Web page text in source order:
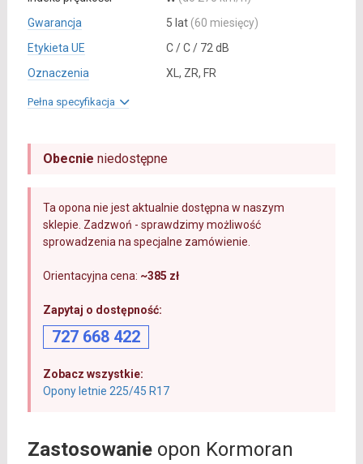
Gwarancja
5 lat (60 miesięcy)
Etykieta UE
C / C / 72 dB
Oznaczenia
XL, ZR, FR
Pełna specyfikacja
Obecnie niedostępne
Ta opona nie jest aktualnie dostępna w naszym
sklepie. Zadzwoń - sprawdzimy możliwość
sprowadzenia na specjalne zamówienie.
Orientacyjna cena: ~385 zł
Zapytaj o dostępność:
727 668 422
Zobacz wszystkie:
Opony letnie 225/45 R17
Zastosowanieopon Kormoran